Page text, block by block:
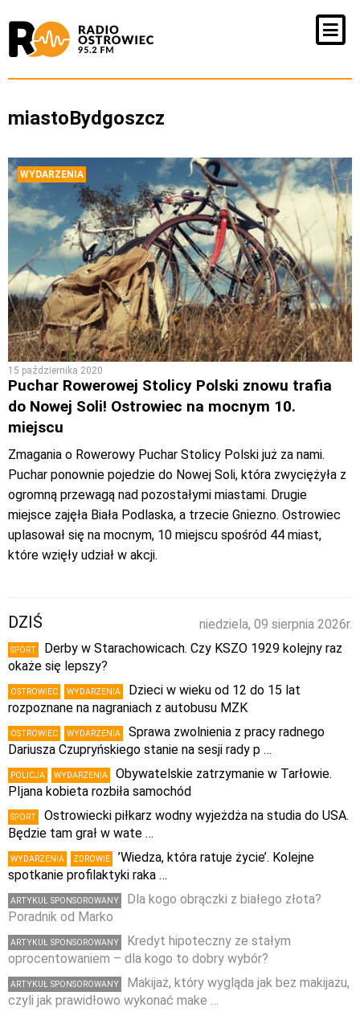
miastoBydgoszcz
WYDARZENIA
15 października 2020
Puchar Rowerowej Stolicy Polski znowu trafia
do Nowej Soli! Ostrowiec na mocnym 10.
miejscu
Zmagania o Rowerowy Puchar Stolicy Polski już za nami.
Puchar ponownie pojedzie do Nowej Soli, która zwyciężyła z
ogromną przewagą nad pozostałymi miastami. Drugie
miejsce zajęła Biała Podlaska, a trzecie Gniezno. Ostrowiec
uplasował się na mocnym, 10 miejscu spośród 44 miast,
które wzięły udział w akcji.
niedziela, 09 sierpnia 2026r.
DZIŚ
SPORT
Derby w Starachowicach. Czy KSZO 1929 kolejny raz
okaże się lepszy?
OSTROWIEC WYDARZENIA
Dzieci w wieku od 12 do 15 lat
rozpoznane na nagraniach z autobusu MZK
OSTROWIEC WYDARZENIA
Sprawa zwolnienia z pracy radnego
Dariusza Czupryńskiego stanie na sesji rady p …
POLICJA WYDARZENIA
Obywatelskie zatrzymanie w Tarłowie.
PIjana kobieta rozbiła samochód
SPORT
Ostrowiecki piłkarz wodny wyjeżdża na studia do USA.
Będzie tam grał w wate …
WYDARZENIA ZDROWIE
’Wiedza, która ratuje życie’. Kolejne
spotkanie profilaktyki raka …
ARTYKUŁ SPONSOROWANY
Dla kogo obrączki z białego złota?
Poradnik od Marko
ARTYKUŁ SPONSOROWANY
Kredyt hipoteczny ze stałym
oprocentowaniem – dla kogo to dobry wybór?
ARTYKUŁ SPONSOROWANY
Makijaż, który wygląda jak bez makijażu,
czyli jak prawidłowo wykonać make …